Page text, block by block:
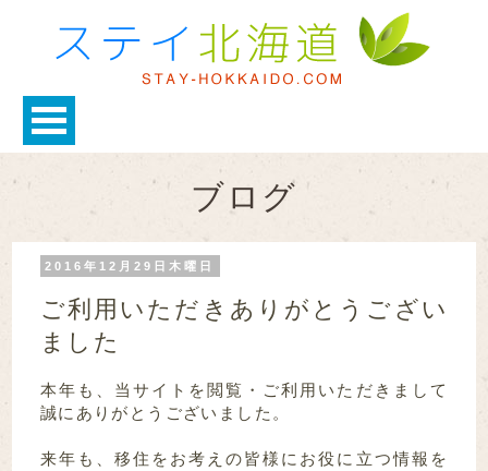
ブログ
2016年12月29日木曜日
ご利用いただきありがとうござい
ました
本年も、当サイトを閲覧・ご利用いただきまして
誠にありがとうございました。
来年も、移住をお考えの皆様にお役に立つ情報を